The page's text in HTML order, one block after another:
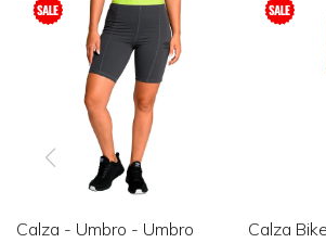
Calza - Umbro - Umbro
Calza